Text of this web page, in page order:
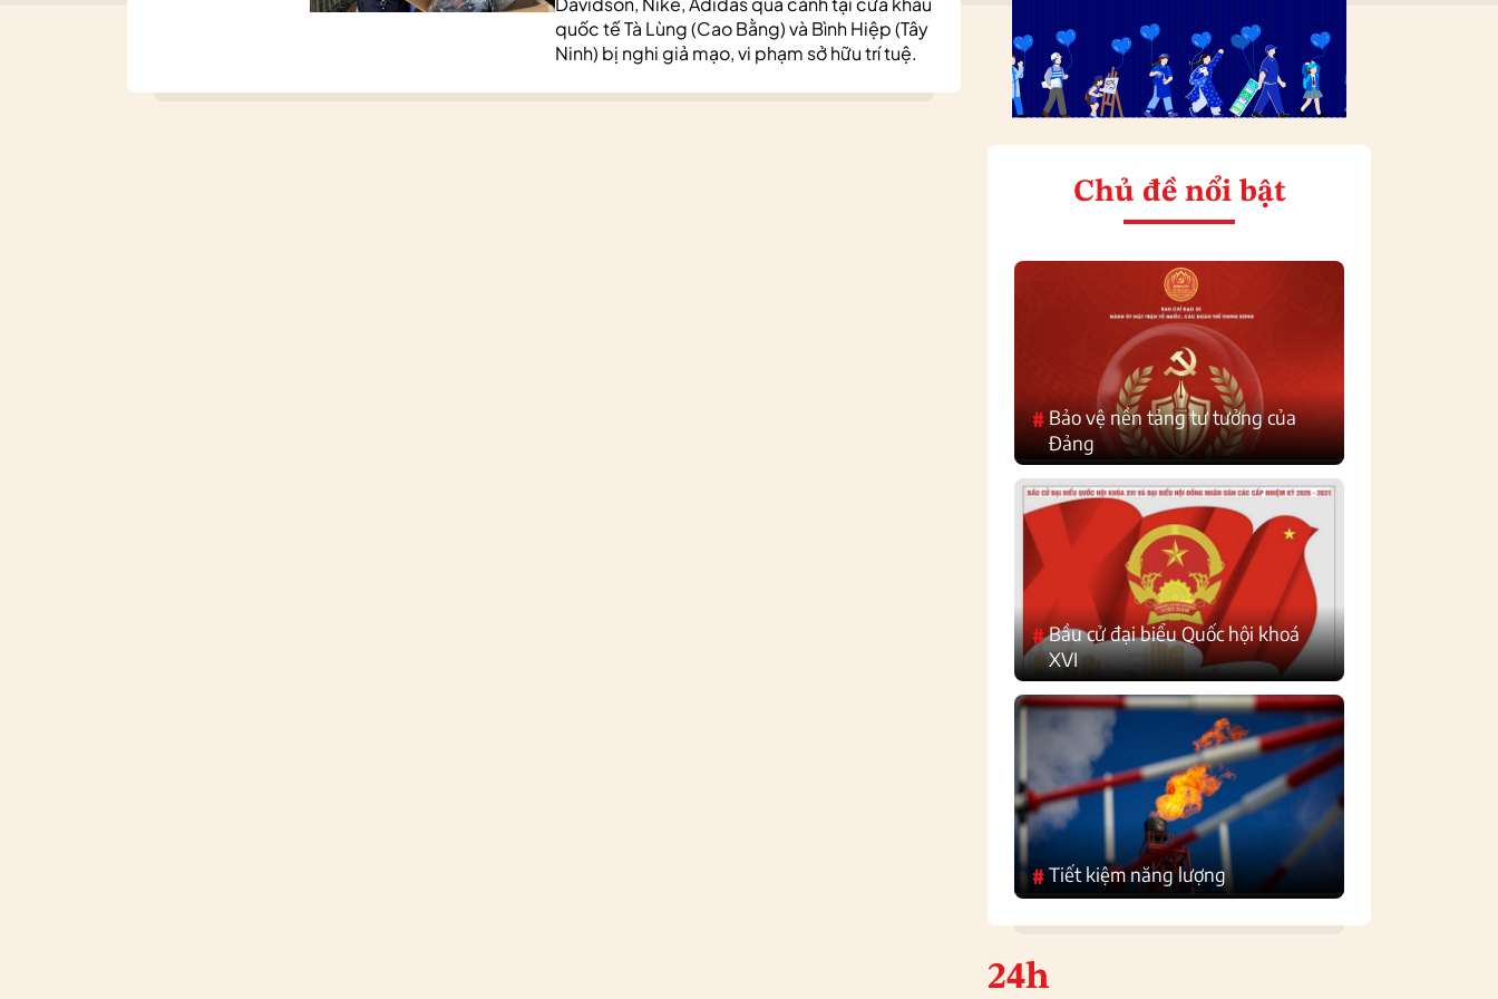
quốc tế Tà Lùng (Cao Bằng) và Bình Hiệp (Tây
Ninh) bị nghi giả mạo, vi phạm sở hữu trí tuệ.
Chủ đề nổi bật
#Bảo vệ nền tảng tư tưởng của
Đảng
#Bầu cử đại biểu Quốc hội khoá
XVI
#Tiết kiệm năng lượng
24h